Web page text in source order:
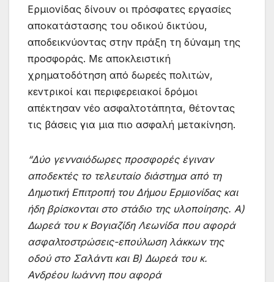
Ερμιονίδας δίνουν οι πρόσφατες εργασίες
αποκατάστασης του οδικού δικτύου,
αποδεικνύοντας στην πράξη τη δύναμη της
προσφοράς. Με αποκλειστική
χρηματοδότηση από δωρεές πολιτών,
κεντρικοί και περιφερειακοί δρόμοι
απέκτησαν νέο ασφαλτοτάπητα, θέτοντας
τις βάσεις για μια πιο ασφαλή μετακίνηση.
“Δύο γενναιόδωρες προσφορές έγιναν
αποδεκτές το τελευταίο διάστημα από τη
Δημοτική Επιτροπή του Δήμου Ερμιονίδας και
ήδη βρίσκονται στο στάδιο της υλοποίησης. Α)
Δωρεά του κ Βογιαζίδη Λεωνίδα που αφορά
ασφαλτοστρώσεις-επούλωση λάκκων της
οδού στο Σαλάντι και Β) Δωρεά του κ.
Ανδρέου Ιωάννη που αφορά